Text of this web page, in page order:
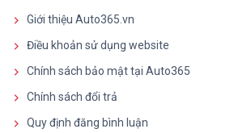
Giới thiệu Auto365.vn
Điều khoản sử dụng website
Chính sách bảo mật tại Auto365
Chính sách đổi trả
Quy định đăng bình luận